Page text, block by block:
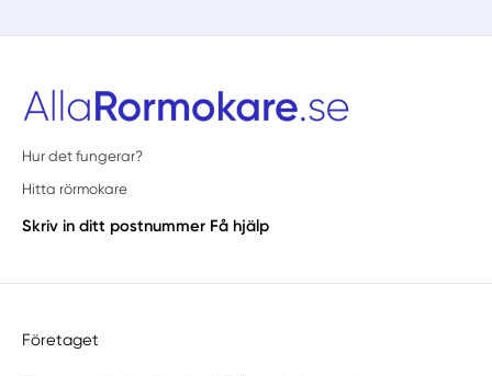
Hur det fungerar?
Hitta rörmokare
Skriv in ditt postnummer Få hjälp
Företaget